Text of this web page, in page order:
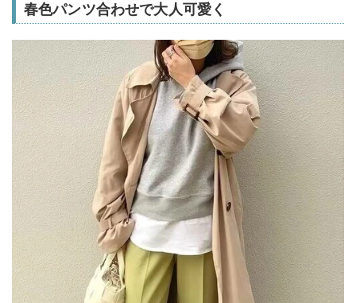
春色パンツ合わせで大人可愛く